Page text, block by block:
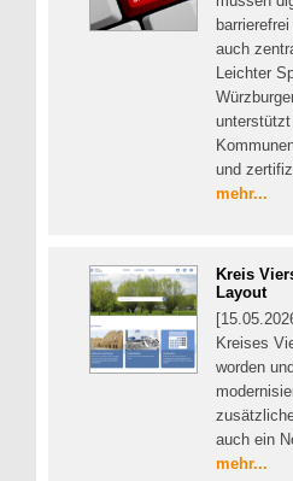
auch
Leichter
unterstützt
und
mehr...
Kreis
Layout
Kreises
worden
auch ein
mehr...